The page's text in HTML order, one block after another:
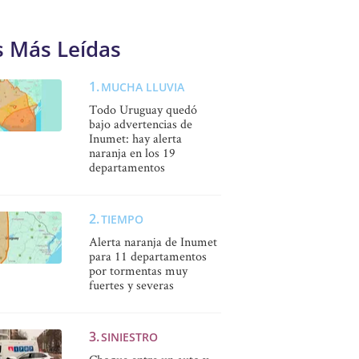
Más Leídas
MUCHA LLUVIA
Todo Uruguay quedó
bajo advertencias de
Inumet: hay alerta
naranja en los 19
departamentos
TIEMPO
Alerta naranja de Inumet
para 11 departamentos
por tormentas muy
fuertes y severas
SINIESTRO